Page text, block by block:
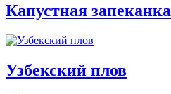
Капустная запеканка
Узбекский плов